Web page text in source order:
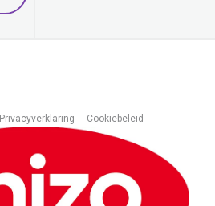
Privacyverklaring Cookiebeleid